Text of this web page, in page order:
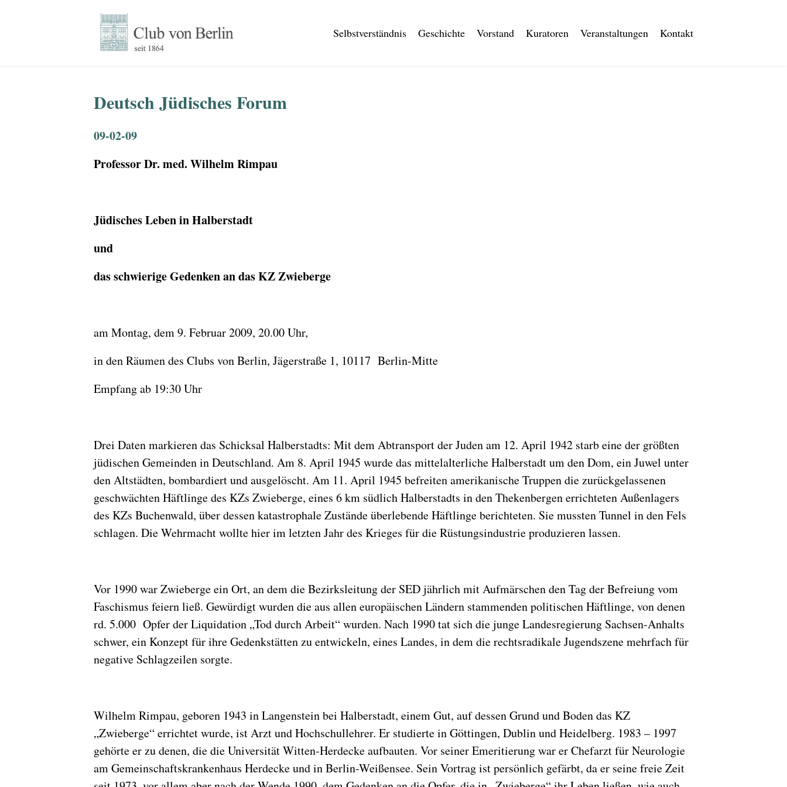
Selbstverständnis Geschichte Vorstand Kuratoren Veranstaltungen Kontakt
Deutsch Jüdisches Forum
09-02-09
Professor Dr. med. Wilhelm Rimpau
Jüdisches Leben in Halberstadt
und
das schwierige Gedenken an das KZ Zwieberge
am Montag, dem 9. Februar 2009, 20.00 Uhr,
in den Räumen des Clubs von Berlin, Jägerstraße 1, 10117 Berlin-Mitte
Empfang ab 19:30 Uhr
Drei Daten markieren das Schicksal Halberstadts: Mit dem Abtransport der Juden am 12. April 1942 starb eine der größten
jüdischen Gemeinden in Deutschland. Am 8. April 1945 wurde das mittelalterliche Halberstadt um den Dom, ein Juwel unter
den Altstädten, bombardiert und ausgelöscht. Am 11. April 1945 befreiten amerikanische Truppen die zurückgelassenen
geschwächten Häftlinge des KZs Zwieberge, eines 6 km südlich Halberstadts in den Thekenbergen errichteten Außenlagers
des KZs Buchenwald, über dessen katastrophale Zustände überlebende Häftlinge berichteten. Sie mussten Tunnel in den Fels
schlagen. Die Wehrmacht wollte hier im letzten Jahr des Krieges für die Rüstungsindustrie produzieren lassen.
Vor 1990 war Zwieberge ein Ort, an dem die Bezirksleitung der SED jährlich mit Aufmärschen den Tag der Befreiung vom
Faschismus feiern ließ. Gewürdigt wurden die aus allen europäischen Ländern stammenden politischen Häftlinge, von denen
rd. 5.000 Opfer der Liquidation „Tod durch Arbeit“ wurden. Nach 1990 tat sich die junge Landesregierung Sachsen-Anhalts
schwer, ein Konzept für ihre Gedenkstätten zu entwickeln, eines Landes, in dem die rechtsradikale Jugendszene mehrfach für
negative Schlagzeilen sorgte.
Wilhelm Rimpau, geboren 1943 in Langenstein bei Halberstadt, einem Gut, auf dessen Grund und Boden das KZ
„Zwieberge“ errichtet wurde, ist Arzt und Hochschullehrer. Er studierte in Göttingen, Dublin und Heidelberg. 1983 – 1997
gehörte er zu denen, die die Universität Witten-Herdecke aufbauten. Vor seiner Emeritierung war er Chefarzt für Neurologie
am Gemeinschaftskrankenhaus Herdecke und in Berlin-Weißensee. Sein Vortrag ist persönlich gefärbt, da er seine freie Zeit